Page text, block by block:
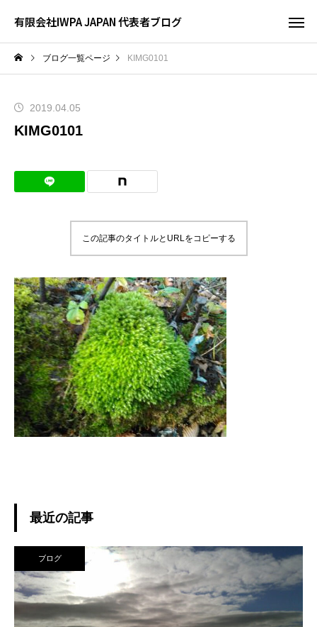
有限会社IWPA JAPAN 代表者ブログ
ブログ一覧ページ KIMG0101
2019.04.05
KIMG0101
この記事のタイトルとURLをコピーする
最近の記事
ブログ